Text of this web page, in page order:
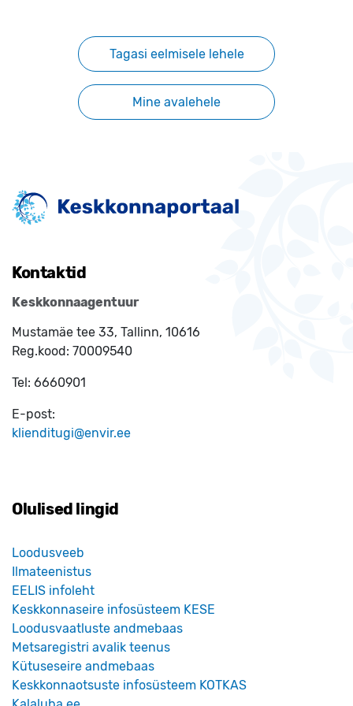
Tagasi eelmisele lehele
Mine avalehele
Kontaktid
Keskkonnaagentuur
Mustamäe tee 33, Tallinn, 10616
Reg.kood: 70009540
Tel: 6660901
E-post:
klienditugi@envir.ee
Olulised lingid
Loodusveeb
Ilmateenistus
EELIS infoleht
Keskkonnaseire infosüsteem KESE
Loodusvaatluste andmebaas
Metsaregistri avalik teenus
Kütuseseire andmebaas
Keskkonnaotsuste infosüsteem KOTKAS